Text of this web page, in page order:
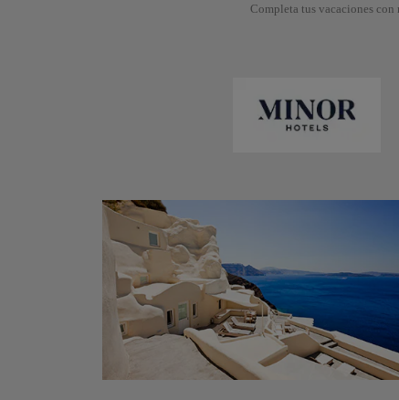
Completa tus vacaciones con